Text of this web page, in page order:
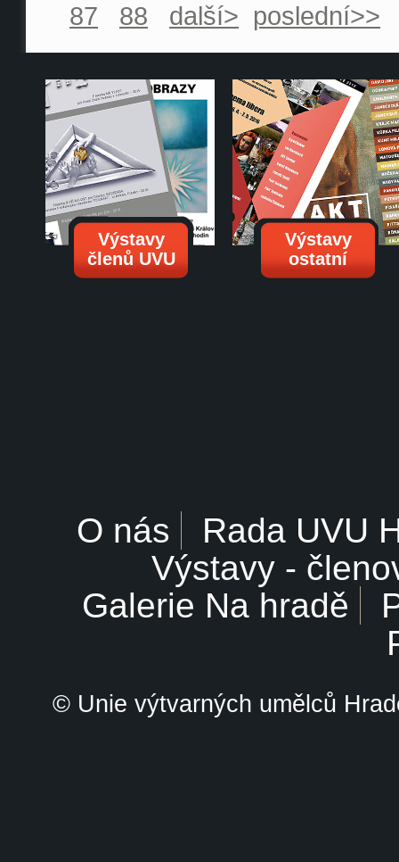
87
88 další> poslední>>
Výstavy
členů UVU
Výstavy
ostatní
O nás
Rada UVU
Výstavy -
Galerie Na hradě
© Unie výtvarných umělců